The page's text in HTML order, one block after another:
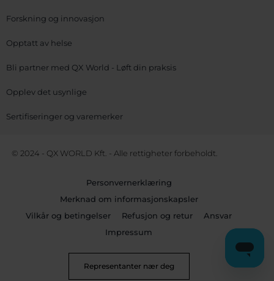
Forskning og innovasjon
Opptatt av helse
Bli partner med QX World - Løft din praksis
Opplev det usynlige
Sertifiseringer og varemerker
© 2024 - QX WORLD Kft. - Alle rettigheter forbeholdt.
Personvernerklæring
Merknad om informasjonskapsler
Vilkår og betingelser
Refusjon og retur
Ansvar
Impressum
Representanter nær deg